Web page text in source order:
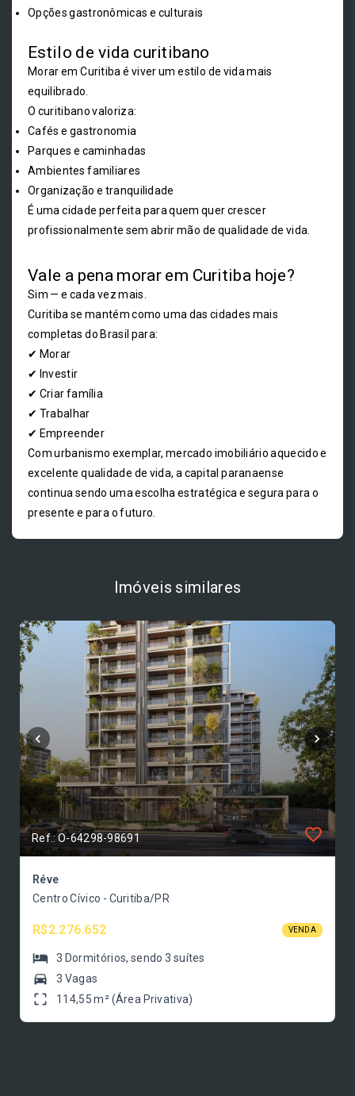
Opções gastronômicas e culturais
Estilo de vida curitibano
Morar em Curitiba é viver um estilo de vida mais
equilibrado.
O curitibano valoriza:
Cafés e gastronomia
Parques e caminhadas
Ambientes familiares
Organização e tranquilidade
É uma cidade perfeita para quem quer crescer
profissionalmente sem abrir mão de qualidade de vida.
Vale a pena morar em Curitiba hoje?
Sim — e cada vez mais.
Curitiba se mantém como uma das cidades mais
completas do Brasil para:
✔ Morar
✔ Investir
✔ Criar família
✔ Trabalhar
✔ Empreender
Com urbanismo exemplar, mercado imobiliário aquecido e
excelente qualidade de vida, a capital paranaense
continua sendo uma escolha estratégica e segura para o
presente e para o futuro.
Imóveis similares
Ref.: O-64298-98691
Réve
Centro Cívico - Curitiba/PR
R$2.276.652 VENDA
3 Dormitórios, sendo3 suítes
3 Vagas
114,55 m² (Área Privativa)